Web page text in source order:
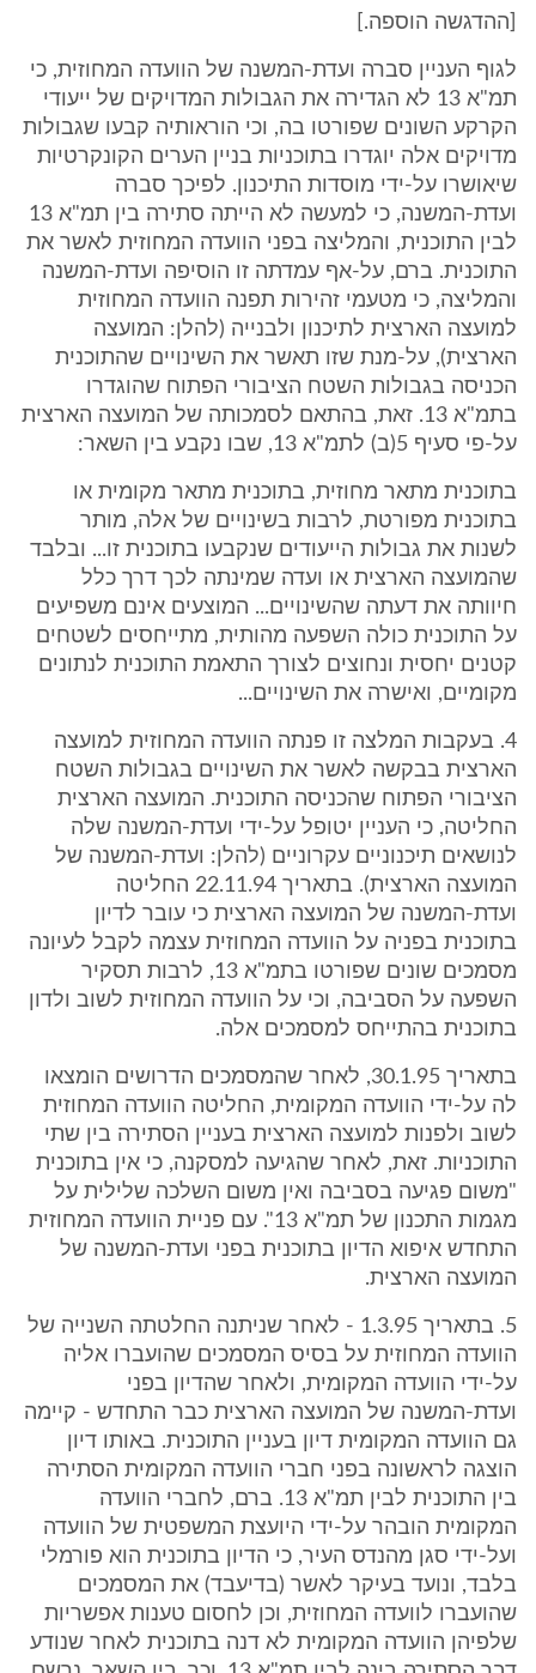
[ההדגשה הוספה.]
לגוף העניין סברה ועדת-המשנה של הוועדה המחוזית, כי
תמ"א 13 לא הגדירה את הגבולות המדויקים של ייעודי
הקרקע השונים שפורטו בה, וכי הוראותיה קבעו שגבולות
מדויקים אלה יוגדרו בתוכניות בניין הערים הקונקרטיות
שיאושרו על-ידי מוסדות התיכנון. לפיכך סברה
ועדת-המשנה, כי למעשה לא הייתה סתירה בין תמ"א 13
לבין התוכנית, והמליצה בפני הוועדה המחוזית לאשר את
התוכנית. ברם, על-אף עמדתה זו הוסיפה ועדת-המשנה
והמליצה, כי מטעמי זהירות תפנה הוועדה המחוזית
למועצה הארצית לתיכנון ולבנייה (להלן: המועצה
הארצית), על-מנת שזו תאשר את השינויים שהתוכנית
הכניסה בגבולות השטח הציבורי הפתוח שהוגדרו
בתמ"א 13. זאת, בהתאם לסמכותה של המועצה הארצית
על-פי סעיף 5(ב) לתמ"א 13, שבו נקבע בין השאר:
בתוכנית מתאר מחוזית, בתוכנית מתאר מקומית או
בתוכנית מפורטת, לרבות בשינויים של אלה, מותר
לשנות את גבולות הייעודים שנקבעו בתוכנית זו... ובלבד
שהמועצה הארצית או ועדה שמינתה לכך דרך כלל
חיוותה את דעתה שהשינויים... המוצעים אינם משפיעים
על התוכנית כולה השפעה מהותית, מתייחסים לשטחים
קטנים יחסית ונחוצים לצורך התאמת התוכנית לנתונים
מקומיים, ואישרה את השינויים...
4. בעקבות המלצה זו פנתה הוועדה המחוזית למועצה
הארצית בבקשה לאשר את השינויים בגבולות השטח
הציבורי הפתוח שהכניסה התוכנית. המועצה הארצית
החליטה, כי העניין יטופל על-ידי ועדת-המשנה שלה
לנושאים תיכנוניים עקרוניים (להלן: ועדת-המשנה של
המועצה הארצית). בתאריך 22.11.94 החליטה
ועדת-המשנה של המועצה הארצית כי עובר לדיון
בתוכנית בפניה על הוועדה המחוזית עצמה לקבל לעיונה
מסמכים שונים שפורטו בתמ"א 13, לרבות תסקיר
השפעה על הסביבה, וכי על הוועדה המחוזית לשוב ולדון
בתוכנית בהתייחס למסמכים אלה.
בתאריך 30.1.95, לאחר שהמסמכים הדרושים הומצאו
לה על-ידי הוועדה המקומית, החליטה הוועדה המחוזית
לשוב ולפנות למועצה הארצית בעניין הסתירה בין שתי
התוכניות. זאת, לאחר שהגיעה למסקנה, כי אין בתוכנית
"משום פגיעה בסביבה ואין משום השלכה שלילית על
מגמות התכנון של תמ"א 13". עם פניית הוועדה המחוזית
התחדש איפוא הדיון בתוכנית בפני ועדת-המשנה של
המועצה הארצית.
5. בתאריך 1.3.95 - לאחר שניתנה החלטתה השנייה של
הוועדה המחוזית על בסיס המסמכים שהועברו אליה
על-ידי הוועדה המקומית, ולאחר שהדיון בפני
ועדת-המשנה של המועצה הארצית כבר התחדש - קיימה
גם הוועדה המקומית דיון בעניין התוכנית. באותו דיון
הוצגה לראשונה בפני חברי הוועדה המקומית הסתירה
בין התוכנית לבין תמ"א 13. ברם, לחברי הוועדה
המקומית הובהר על-ידי היועצת המשפטית של הוועדה
ועל-ידי סגן מהנדס העיר, כי הדיון בתוכנית הוא פורמלי
בלבד, ונועד בעיקר לאשר (בדיעבד) את המסמכים
שהועברו לוועדה המחוזית, וכן לחסום טענות אפשריות
שלפיהן הוועדה המקומית לא דנה בתוכנית לאחר שנודע